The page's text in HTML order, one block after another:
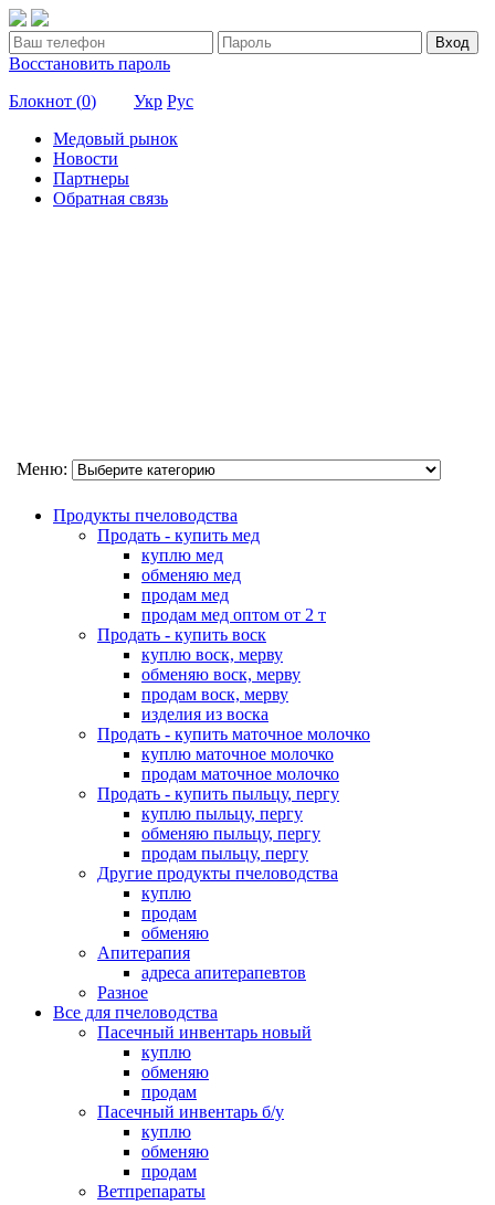
Вход
Восстановить пароль
Блокнот (0) Укр Рус
Медовый рынок
Новости
Партнеры
Обратная связь
Меню:
Продукты пчеловодства
Продать - купить мед
куплю мед
обменяю мед
продам мед
продам мед оптом от 2 т
Продать - купить воск
куплю воск, мерву
обменяю воск, мерву
продам воск, мерву
изделия из воска
Продать - купить маточное молочко
куплю маточное молочко
продам маточное молочко
Продать - купить пыльцу, пергу
куплю пыльцу, пергу
обменяю пыльцу, пергу
продам пыльцу, пергу
Другие продукты пчеловодства
куплю
продам
обменяю
Апитерапия
адреса апитерапевтов
Разное
Все для пчеловодства
Пасечный инвентарь новый
куплю
обменяю
продам
Пасечный инвентарь б/у
куплю
обменяю
продам
Ветпрепараты